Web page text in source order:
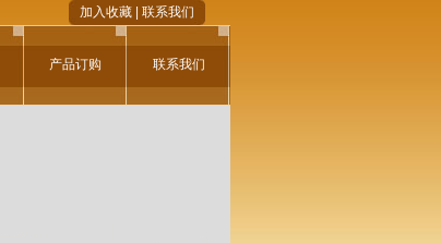
加入收藏 联系我们
产品订购 联系我们